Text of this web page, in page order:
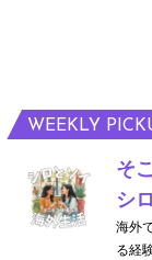
WEEKLY
そ
シ
海外
る経